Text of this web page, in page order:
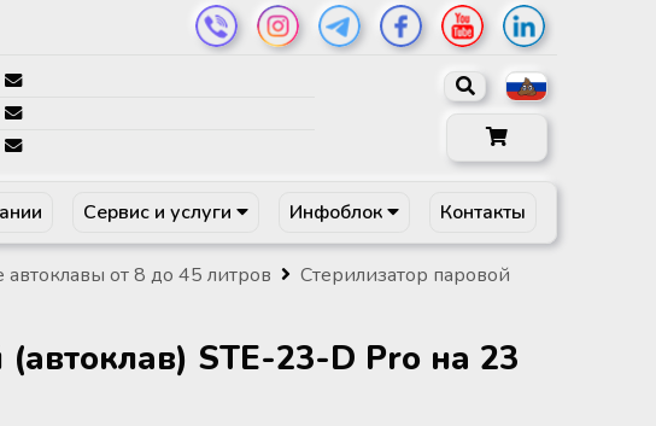
Сервис и услуги Инфоблок Контакты
от 8 до 45 литров
Стерилизатор паровой
STE-23-D Pro на 23